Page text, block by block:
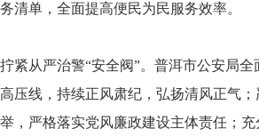
务清单，全面提高便民为民服务效率。
拧紧从严治警“安全阀”。普洱市公安局
高压线，持续正风肃纪，弘扬清风正气
举，严格落实党风廉政建设主体责任；